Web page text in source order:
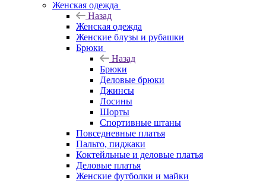
Женская одежда
Назад
Женская одежда
Женские блузы и рубашки
Брюки
Назад
Брюки
Деловые брюки
Джинсы
Лосины
Шорты
Спортивные штаны
Повседневные платья
Пальто, пиджаки
Коктейльные и деловые платья
Деловые платья
Женские футболки и майки